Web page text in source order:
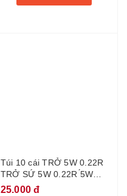
Túi 10 cái TRỞ 5W 0.22R
TRỞ SỨ 5W 0.22R ́5W
0.22 OHM LOẠI ĐỨNG
25.000 đ